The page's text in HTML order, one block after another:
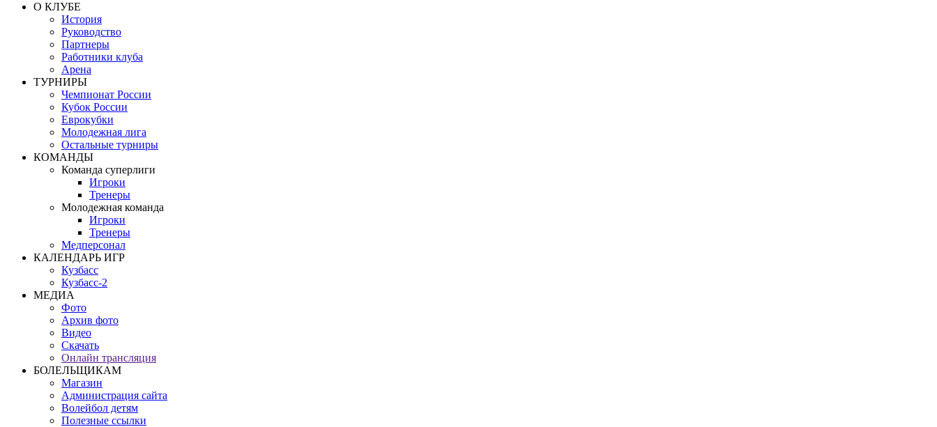
О КЛУБЕ
История
Руководство
Партнеры
Работники клуба
Арена
ТУРНИРЫ
Чемпионат России
Кубок России
Еврокубки
Молодежная лига
Остальные турниры
КОМАНДЫ
Команда суперлиги
Игроки
Тренеры
Молодежная команда
Игроки
Тренеры
Медперсонал
КАЛЕНДАРЬ ИГР
Кузбасс
Кузбасс-2
МЕДИА
Фото
Архив фото
Видео
Скачать
Онлайн трансляция
БОЛЕЛЬЩИКАМ
Магазин
Администрация сайта
Волейбол детям
Полезные ссылки